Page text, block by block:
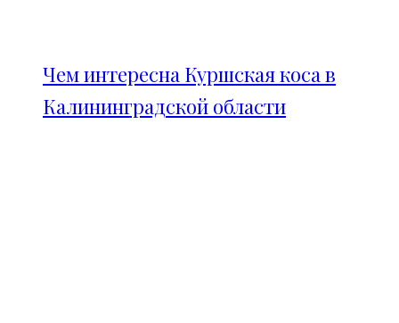
Чем интересна Куршская коса в
Калининградской области